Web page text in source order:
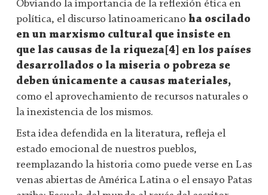
Obviando la importancia de la reflexión ética en
política, el discurso latinoamericano ha oscilado
en un marxismo cultural que insiste en
que las causas de la riqueza[4] en los países
desarrollados o la miseria o pobreza se
deben únicamente a causas materiales,
como el aprovechamiento de recursos naturales o
la inexistencia de los mismos.
Esta idea defendida en la literatura, refleja el
estado emocional de nuestros pueblos,
reemplazando la historia como puede verse en Las
venas abiertas de América Latina o el ensayo Patas